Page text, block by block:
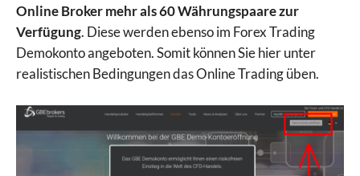
Online Broker mehr als 60 Währungspaare zur
Verfügung. Diese werden ebenso im Forex Trading
Demokonto angeboten. Somit können Sie hier unter
realistischen Bedingungen das Online Trading üben.